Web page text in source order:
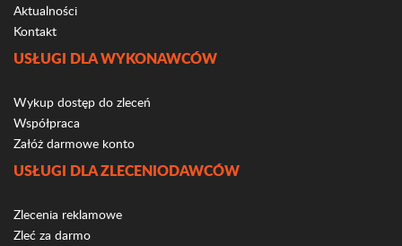
Aktualności
Kontakt
USŁUGI DLA WYKONAWCÓW
Wykup dostęp do zleceń
Współpraca
Załóż darmowe konto
USŁUGI DLA ZLECENIODAWCÓW
Zlecenia reklamowe
Zleć za darmo